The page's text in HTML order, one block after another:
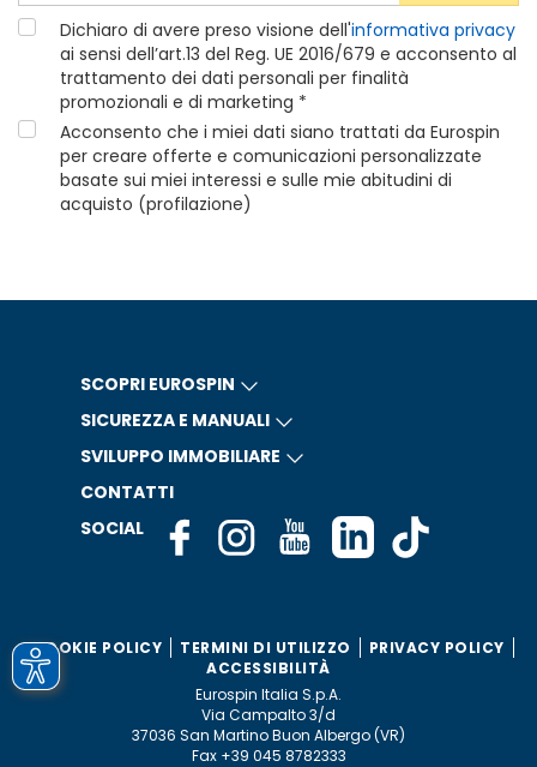
Dichiaro di avere preso visione dell'informativa privacy
ai sensi dell’art.13 del Reg. UE 2016/679 e acconsento al
trattamento dei dati personali per finalità
promozionali e di marketing *
Acconsento che i miei dati siano trattati da Eurospin
per creare offerte e comunicazioni personalizzate
basate sui miei interessi e sulle mie abitudini di
acquisto (profilazione)
SCOPRI EUROSPIN
SICUREZZA E MANUALI
SVILUPPO IMMOBILIARE
CONTATTI
SOCIAL
COOKIE POLICY TERMINI DI UTILIZZO
PRIVACY POLICY
ACCESSIBILITÀ
Eurospin Italia S.p.A.
Via Campalto 3/d
37036 San Martino Buon Albergo (VR)
Fax +39 045 8782333